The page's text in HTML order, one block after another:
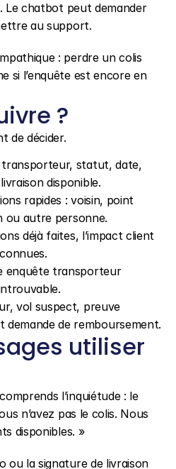
Le chatbot peut demander
au support.
: perdre un colis
si l’enquête est encore en
?
de décider.
transporteur, statut, date,
disponible.
rapides : voisin, point
ou autre personne.
déjà faites, l’impact client
enquête transporteur
vol suspect, preuve
de remboursement.
utiliser
l’inquiétude : le
n’avez pas le colis. Nous
disponibles. »
ou la signature de livraison